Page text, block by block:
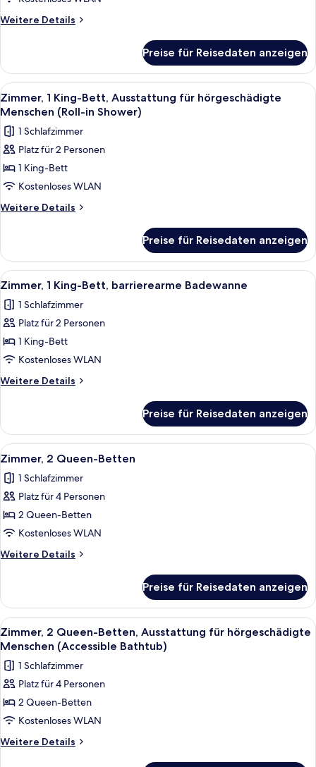
für
(Roll-
in
Shower)
anzeigen
Weitere Details
Weitere
1 King-
Bett,
Ausstattung
für
hörgeschädigte
Menschen
(Roll-
Shower)
Preise für Reisedaten anzeigen
Alle
Fotos
für
Zimmer,
1 King-
Bett,
Ausstattung
für
(Roll-
in
Shower)
anzeigen
Ein Hotelzimmer mit einem großen
8
Zimmer, 1 King-Bett, Ausstattung für hörgeschädigte
Menschen (Roll-in Shower)
1 Schlafzimmer
Platz für 2 Personen
1 King-Bett
Kostenloses WLAN
Weitere Details
Weitere
1 King-
Bett,
Ausstattung
hörgeschädigte
Menschen
in
Shower)
Preise für Reisedaten anzeigen
Alle
Fotos
für
Zimmer,
1 King-
Bett,
barrierearme
Badewanne
Ein Hotelzimmer mit einem großen
8
Zimmer, 1 King-Bett, barrierearme Badewanne
1 Schlafzimmer
Platz für 2 Personen
1 King-Bett
Kostenloses WLAN
Weitere Details
Weitere
1 King-
Bett,
barrierearme
Preise für Reisedaten anzeigen
Alle
Fotos
für
Zimmer,
2 Queen-
Betten
anzeigen
Ein Hotelzimmer mit zwei Betten,
6
Zimmer, 2 Queen-Betten
1 Schlafzimmer
Platz für 4 Personen
2 Queen-Betten
Kostenloses WLAN
Weitere Details
Weitere
2 Queen-
Betten
Preise für Reisedaten anzeigen
Alle
Fotos
für
Zimmer,
2 Queen-
Betten,
Ausstattung
für
Ein Hotelzimmer mit zwei Betten,
6
Zimmer, 2 Queen-Betten, Ausstattung für hörgeschädigte
Menschen (Accessible Bathtub)
1 Schlafzimmer
Platz für 4 Personen
2 Queen-Betten
Kostenloses WLAN
Weitere Details
Weitere